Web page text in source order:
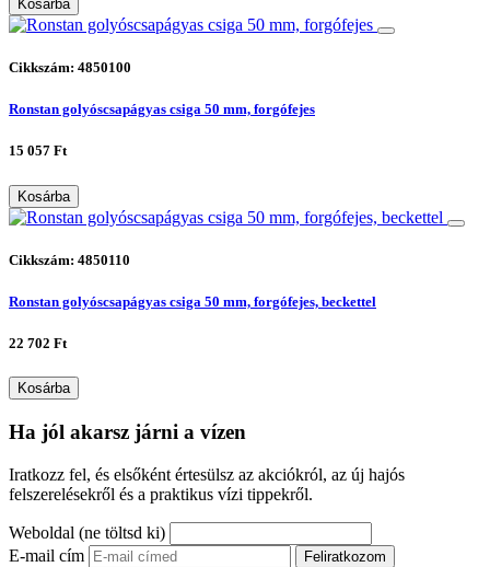
Kosárba
Cikkszám: 4850100
Ronstan golyóscsapágyas csiga 50 mm, forgófejes
15 057 Ft
Kosárba
Cikkszám: 4850110
Ronstan golyóscsapágyas csiga 50 mm, forgófejes, beckettel
22 702 Ft
Kosárba
Ha jól akarsz járni a vízen
Iratkozz fel, és elsőként értesülsz az akciókról, az új hajós
felszerelésekről és a praktikus vízi tippekről.
Weboldal (ne töltsd ki)
E-mail cím
Feliratkozom